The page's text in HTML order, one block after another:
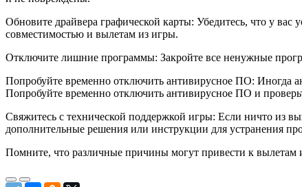
Обновите драйвера графической карты: Убедитесь, что у
совместимостью и вылетам из игры.
Отключите лишние программы: Закройте все ненужные
Попробуйте временно отключить антивирусное ПО: Иногда
Попробуйте временно отключить антивирусное ПО и
Свяжитесь с технической поддержкой игры: Если ничто из
дополнительные решения или инструкции для устранения
Помните, что различные причины могут привести к вылетам